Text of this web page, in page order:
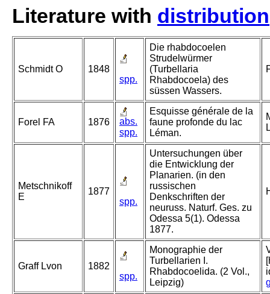
Literature with distribution
Schmidt O
1848
spp.
Die rhabdocoelen
Strudelwürmer
(Turbellaria
Rhabdocoela) des
süssen Wassers.
Forel FA 1876
abs.
spp.
Esquisse générale de la
faune profonde du lac
Léman.
Metschnikoff
E
1877
spp.
Untersuchungen über
die Entwicklung der
Planarien. (in den
russischen
Denkschriften der
neuruss. Naturf. Ges. zu
Odessa 5(1). Odessa
1877.
Graff Lvon
1882
spp.
Monographie der
Turbellarien I.
Rhabdocoelida. (2 Vol.,
Leipzig)